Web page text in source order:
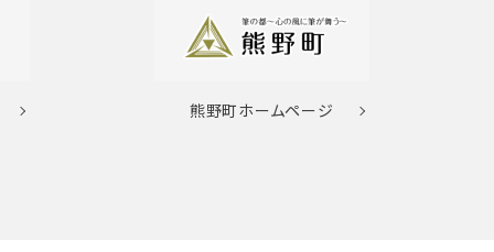
熊野町ホームページ